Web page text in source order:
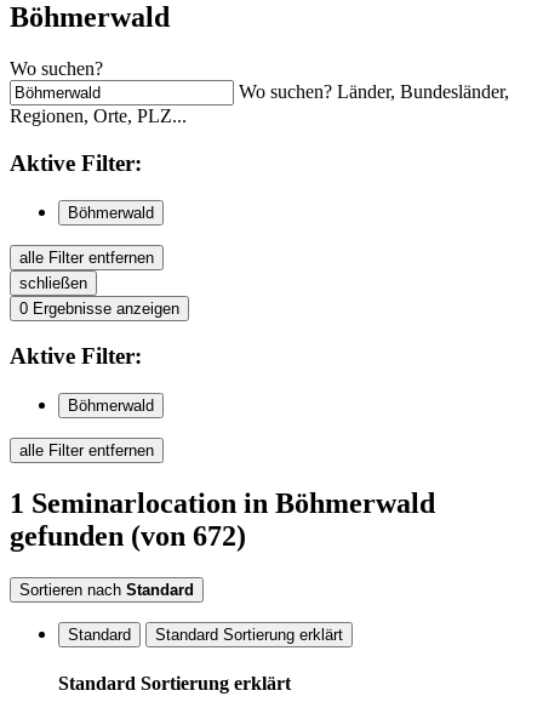
Böhmerwald
Wo suchen?
Wo suchen? Länder, Bundesländer,
Regionen, Orte, PLZ...
Aktive Filter:
Böhmerwald
alle Filter entfernen
schließen
0 Ergebnisse anzeigen
Aktive Filter:
Böhmerwald
alle Filter entfernen
1 Seminarlocation in Böhmerwald
gefunden (von 672)
Sortieren nach Standard
Standard Standard Sortierung erklärt
Standard Sortierung erklärt